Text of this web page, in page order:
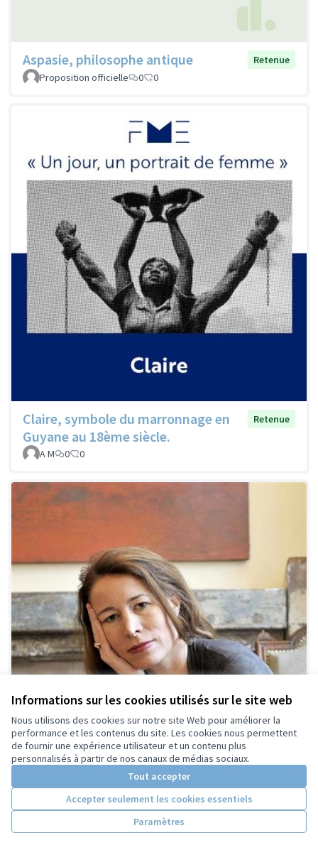
Informations sur les cookies utilisés sur le site web
Nous utilisons des cookies sur notre site Web pour améliorer la
performance et les contenus du site. Les cookies nous permettent
de fournir une expérience utilisateur et un contenu plus
personnalisés à partir de nos canaux de médias sociaux.
Tout accepter
Accepter seulement les cookies essentiels
Paramètres
Aspasie, philosophe antique
Retenue
Proposition officielle
0 0
Claire, symbole du marronnage en
Guyane au 18ème siècle.
Retenue
A M 0 0